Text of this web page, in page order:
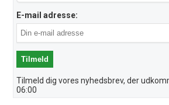
E-mail adresse:
Tilmeld dig vores nyhedsbrev, der
06:00